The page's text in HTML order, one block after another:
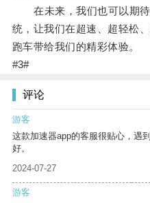
在未来，我们也可以期待
统，让我们在超速、超轻松
跑车带给我们的精彩体验。
#3#
评论
游客
这款加速器app的客服很贴心，遇
好。
2024-07-27
游客